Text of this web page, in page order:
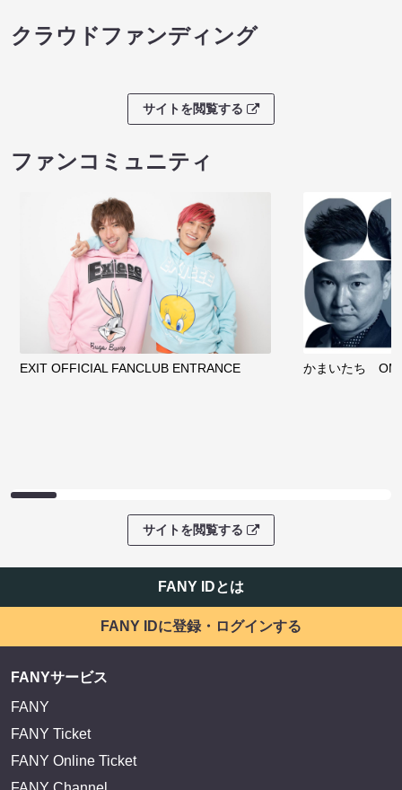
クラウドファンディング
サイトを閲覧する
ファンコミュニティ
EXIT OFFICIAL FANCLUB ENTRANCE かまいたち
サイトを閲覧する
FANY IDとは
FANY IDに登録・ログインする
FANYサービス
FANY
FANY Ticket
FANY Online Ticket